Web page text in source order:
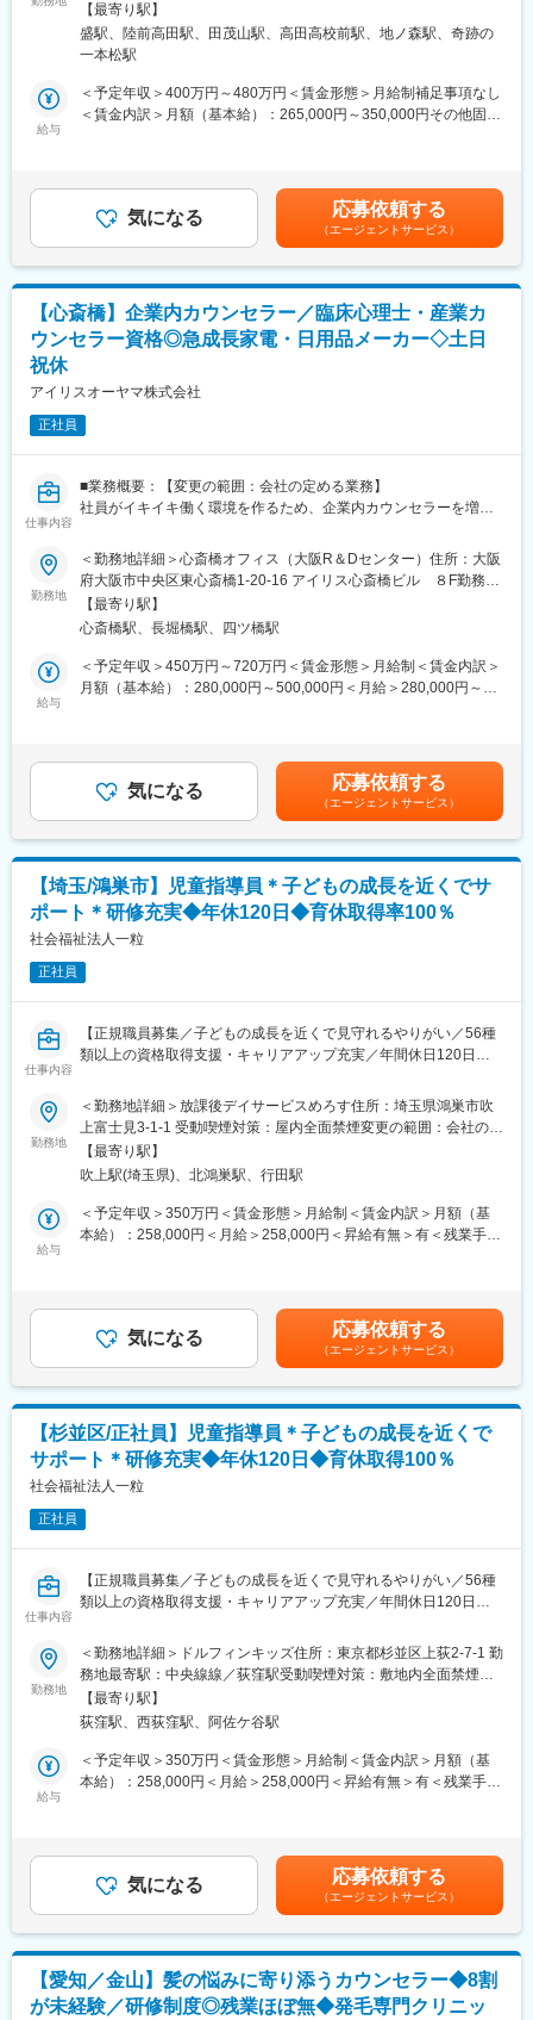
月に1回、ワクサポメンバー全員で専門性を高めるための「勉強
会」を実施しています。
ロールプレイングや報告書の書き方のブラッシュアップをはじ
換など、一人で抱え込まずにチーム全体でノウハウを共有し、お
互いに専門性を高め合える環境が整っています。
と、障害者の雇用支援と教育事業を展開しています。
「法律で決まっているから採用する」という枠を超え、企業に新
たな価値をもたらす存在として活躍してほしい。そのために、私
たちは単なるマッチングにとどまらず、企業の組織づくりから伴
走しています。
変更の範囲：会社の定める業務
まのリハビリテーションを行い、送迎業務も行います。
・訪問リハビリテーションでは1対1の対応が必要なため、分析、
仮説検証を繰り返し行います。療法士を派遣するこの事業は日本
で初めて実現したのが同社です。
・ほかにも、フィットネス事業、産業リハビリテーション、農業
リハビリテーションなど、介護予防や保険外事業にも力を入れて
■研修制度：
実務未経験、ブランクがある方でも安心して就業できるよう「メ
と技術を見につけたあと、ひとり立ちいただきますので、安心し
て就業することができます。
残業時間がほとんどなく、土日休みのため、ワークライフバラン
援しています。
同社は震災時にボランティアからスタートし、被災地支援活動を
通じて、地元ニーズに合わせて事業化していった企業です。震災
により被害を受けた方は多いですが、「せっかく助かった命を健
康に保つ」という理念・想いの元、地域の方と接し、業務を行っ
展開を目指しています。
また、同社の薬剤師は、「栄養を届けるチョコレート」などの企
支援・バックアップを行っています。
変更の範囲：会社の定める業務
禁煙＜勤務地詳細2＞訪問リハビリステーションさんぽ住所：岩手
県陸前高田市高田町字館の沖1番地 アバッセたかた専門店街勤務
地最寄駅：大船渡線／陸前高田駅受動喫煙対策：屋内全面禁煙＜
陸前高田市高田町字館の沖1番地 アバッセたかた専門店街勤務地
最寄駅：大船渡線線／陸前高田駅受動喫煙対策：屋内全面禁煙変
【最寄り駅】
盛駅、陸前高田駅、田茂山駅、高田高校前駅、地ノ森駅、奇跡の
一本松駅
給与
＜予定年収＞400万円～480万円＜賃金形態＞月給制補足事項なし
＜賃金内訳＞月額（基本給）：265,000円～350,000円その他固定
1回（4月）■賞与：年1回（12月）記載金額は選考を通じて上下す
る可能性があります。月給(月額)は固定手当を含みます。
気になる 応募依頼する
（エージェントサービス）
【心斎橋】企業内カウンセラー／臨床心理士・産業カ
ウンセラー資格◎急成長家電・日用品メーカー◇土日
祝休
アイリスオーヤマ株式会社
正社員
仕事内容
■業務概要：【変更の範囲：会社の定める業務】
社員がイキイキ働く環境を作るため、企業内カウンセラーを増員
【業務内容】
・社員のカウンセリング（メンタルフォロー・キャリア支援な
ど）
・メンタルヘルス研修（不調の予防と対策）
・社内へ健康に関する情報発信
・休職者の復職支援
・職場環境改善
【採用背景】
社員数増加に伴い、カウンセラー増員採用となります。
アイリスグループは「快適生活」をキーワードに、生活者の潜在
的な不満を解消するソリューション型商品で、暮らしをより豊か
で快適にするためのものづくりを行ってきました。不満解消型商
品として代表的なのが、クリア収納ケースです。中身が見えない
た。日本で大ヒットした後、海外にもニーズがあると考え、アメ
リカとヨーロッパで販売。日本と同じく欧米で大ヒットし、世界
から「探す収納」へとその概念を変えたことで、世界の収納文化
を変えました。世の中は常に変化しており、想定外の出来事も起
力を最大限に活用すること。それが新しい需要と市場を創造する
ことであり、使命だと考えます。アイリスグループはこれから
も、企業理念にあるように「健全な成長を続けることにより社会
貢献する」企業であり続けます。
変更の範囲：本文参照
勤務地
＜勤務地詳細＞心斎橋オフィス（大阪R＆Dセンター）住所：大阪
府大阪市中央区東心斎橋1-20-16 アイリス心斎橋ビル ８F勤務地
最寄駅：地下鉄御堂筋線／心斎橋駅受動喫煙対策：屋内全面禁煙
変更の範囲：本文参照
【最寄り駅】
心斎橋駅、長堀橋駅、四ツ橋駅
給与
＜予定年収＞450万円～720万円＜賃金形態＞月給制＜賃金内訳＞
月額（基本給）：280,000円～500,000円＜月給＞280,000円～
る可能性がございます。※休日出勤手当あり※リーダー職は固定残
業手当（50,000円／20～25h／超過分別途支給）※管理監督職は時
間外手当の対象外賃金はあくまでも目安の金額であり、選考を通
じて上下する可能性があります。月給(月額)は固定手当を含めた表
記です。
気になる 応募依頼する
（エージェントサービス）
【埼玉/鴻巣市】児童指導員＊子どもの成長を近くでサ
ポート＊研修充実◆年休120日◆育休取得率100％
社会福祉法人一粒
正社員
仕事内容
【正規職員募集／子どもの成長を近くで見守れるやりがい／56種
類以上の資格取得支援・キャリアアップ充実／年間休日120日】
■児童指導員とは？
発達に特性のある子どもたちをメインに、成長や自立を支援する
福祉の専門職です。
児童養護施設や放課後等デイサービス、児童発達支援事業所など
で子どもたちの生活や学習、社会性の発達をサポートします。
子どもが「できなかったことができるようになる」「学校に楽し
く通えるようになる」など、成長を間近で見られるのが大きな魅
力です。
・発達に凸凹のあるお子様への療育サポート、日常生活の自立支
・個別支援計画の作成補助や日々の記録管理
事業所のマネジメントやチームリーダー業務など
■組織構成
認心理師、教員免許取得者等)が複数在籍。
チームで協力しながら業務を進めています。風通しが良く、心理
■業務の魅力
がら継続的なスキルアップが可能です。
産休・育休取得率100％、年間休日120日で、ワークライフバラン
スも大切にできます。
年2回のキャリア面談を通じて、経験や希望に応じて多様なキャリ
■企業の特徴/魅力
変更の範囲：会社の定める業務
勤務地
＜勤務地詳細＞放課後デイサービスめろす住所：埼玉県鴻巣市吹
上富士見3-1-1 受動喫煙対策：屋内全面禁煙変更の範囲：会社の定
める事業所
【最寄り駅】
吹上駅(埼玉県)、北鴻巣駅、行田駅
給与
＜予定年収＞350万円＜賃金形態＞月給制＜賃金内訳＞月額（基
本給）：258,000円＜月給＞258,000円＜昇給有無＞有＜残業手当
気になる 応募依頼する
（エージェントサービス）
【杉並区/正社員】児童指導員＊子どもの成長を近くで
サポート＊研修充実◆年休120日◆育休取得100％
社会福祉法人一粒
正社員
仕事内容
【正規職員募集／子どもの成長を近くで見守れるやりがい／56種
類以上の資格取得支援・キャリアアップ充実／年間休日120日】
■児童指導員とは？
発達に特性のある子どもたちをメインに、成長や自立を支援する
福祉の専門職です。
児童養護施設や放課後等デイサービス、児童発達支援事業所など
で子どもたちの生活や学習、社会性の発達をサポートします。
子どもが「できなかったことができるようになる」「学校に楽し
く通えるようになる」など、成長を間近で見られるのが大きな魅
力です。
・発達に凸凹のあるお子様への療育サポート、日常生活の自立支
・個別支援計画の作成補助や日々の記録管理
事業所のマネジメントやチームリーダー業務など
勤務地
＜勤務地詳細＞ドルフィンキッズ住所：東京都杉並区上荻2-7-1 勤
務地最寄駅：中央線線／荻窪駅受動喫煙対策：敷地内全面禁煙変
更の範囲：会社の定める事業所
【最寄り駅】
荻窪駅、西荻窪駅、阿佐ケ谷駅
給与
＜予定年収＞350万円＜賃金形態＞月給制＜賃金内訳＞月額（基
本給）：258,000円＜月給＞258,000円＜昇給有無＞有＜残業手当
気になる 応募依頼する
（エージェントサービス）
【愛知／金山】髪の悩みに寄り添うカウンセラー◆8割
が未経験／研修制度◎残業ほぼ無◆発毛専門クリニッ